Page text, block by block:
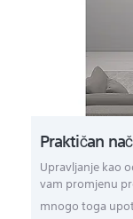
Praktičan
Upravljanje kao
vam promjenu
mnogo toga